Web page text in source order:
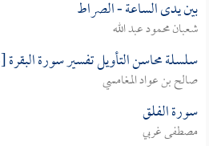
بين يدى الساعة - الصراط
شعبان محمود عبد الله
سلسلة محاسن التأويل تفسير سورة البقرة [198-205]
صالح بن عواد المغامسي
سورة الفلق
مصطفى غربي